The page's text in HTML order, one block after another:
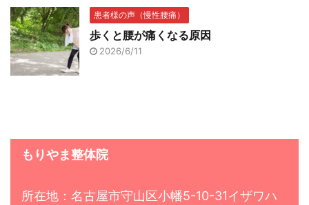
患者様の声（慢性腰痛）
歩くと腰が痛くなる原因
2026/6/11
もりやま整体院
所在地：名古屋市守山区小幡5-10-31イザワハ